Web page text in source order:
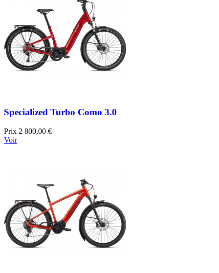
Specialized Turbo Como 3.0
Prix 2 800,00 €
Voir